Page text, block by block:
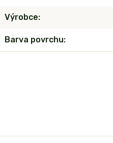
Výrobce
Barva povrchu